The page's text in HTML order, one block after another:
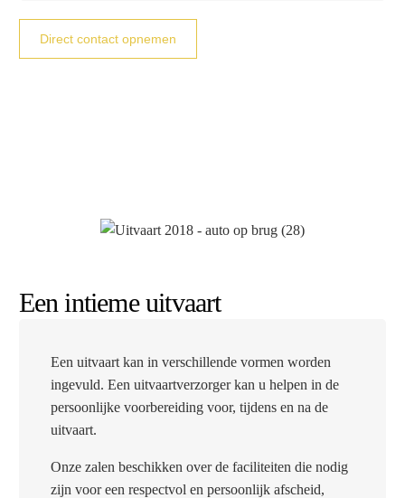
Direct contact opnemen
Een intieme uitvaart
Een uitvaart kan in verschillende vormen worden
ingevuld. Een uitvaartverzorger kan u helpen in de
persoonlijke voorbereiding voor, tijdens en na de
uitvaart.
Onze zalen beschikken over de faciliteiten die nodig
zijn voor een respectvol en persoonlijk afscheid,